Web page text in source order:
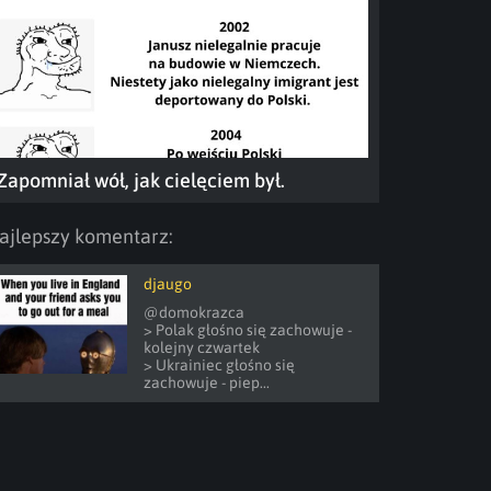
wół, jak cielęciem był.
komentarz:
djaugo
@domokrazca
> Polak głośno się zachowuje -
kolejny czwartek
> Ukrainiec głośno się
zachowuje - piep...